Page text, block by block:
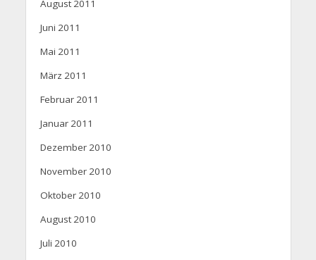
August 2011
Juni 2011
Mai 2011
März 2011
Februar 2011
Januar 2011
Dezember 2010
November 2010
Oktober 2010
August 2010
Juli 2010